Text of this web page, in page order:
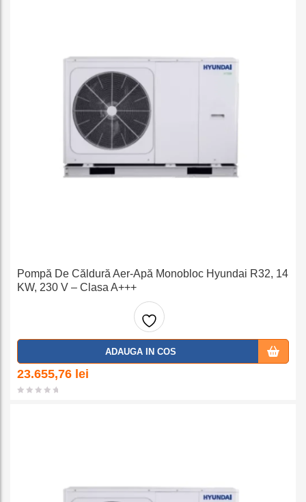
Pompă De Căldură Aer-Apă Monobloc Hyundai R32, 14
KW, 230 V – Clasa A+++
Adaug
ADAUGA IN COS
23.655,76 lei